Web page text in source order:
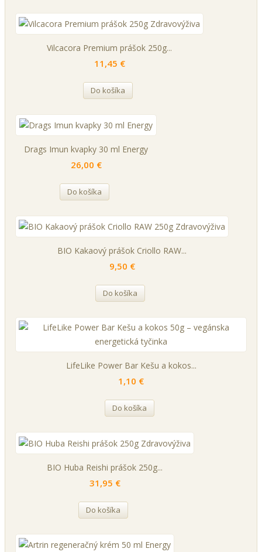
Vilcacora Premium prášok 250g...
11,45 €
Do košíka
Drags Imun kvapky 30 ml Energy
26,00 €
Do košíka
BIO Kakaový prášok Criollo RAW...
9,50 €
Do košíka
LifeLike Power Bar Kešu a kokos...
1,10 €
Do košíka
BIO Huba Reishi prášok 250g...
31,95 €
Do košíka